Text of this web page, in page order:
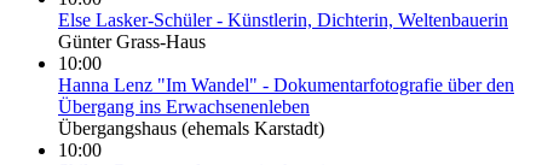
Else Lasker-Schüler - Künstlerin, Dichterin, Weltenbauerin
Günter Grass-Haus
10:00
Hanna Lenz "Im Wandel" - Dokumentarfotografie über den
Übergang ins Erwachsenenleben
Übergangshaus (ehemals Karstadt)
10:00